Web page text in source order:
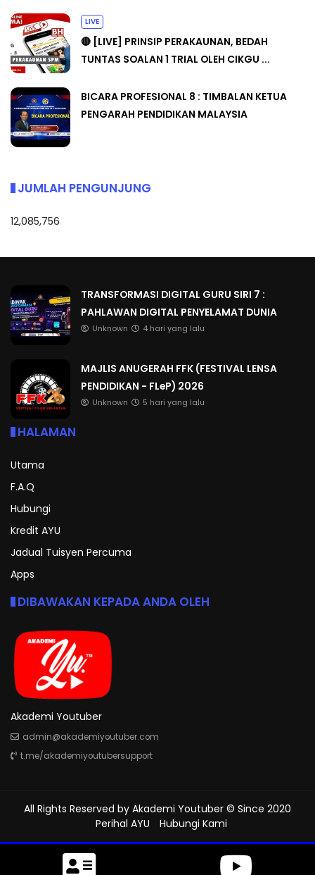
LIVE
🔴 [LIVE] PRINSIP PERAKAUNAN, BEDAH
TUNTAS SOALAN 1 TRIAL OLEH CIKGU ...
BICARA PROFESIONAL 8 : TIMBALAN KETUA
PENGARAH PENDIDIKAN MALAYSIA
JUMLAH PENGUNJUNG
12,085,756
TRANSFORMASI DIGITAL GURU SIRI 7 :
PAHLAWAN DIGITAL PENYELAMAT DUNIA
Unknown 4 hari yang lalu
MAJLIS ANUGERAH FFK (FESTIVAL LENSA
PENDIDIKAN - FLeP) 2026
Unknown 5 hari yang lalu
HALAMAN
Utama
F.A.Q
Hubungi
Kredit AYU
Jadual Tuisyen Percuma
Apps
DIBAWAKAN KEPADA ANDA OLEH
Akademi Youtuber
admin@akademiyoutuber.com
t.me/akademiyoutubersupport
All Rights Reserved by Akademi Youtuber © Since 2020
Perihal AYU
Hubungi Kami